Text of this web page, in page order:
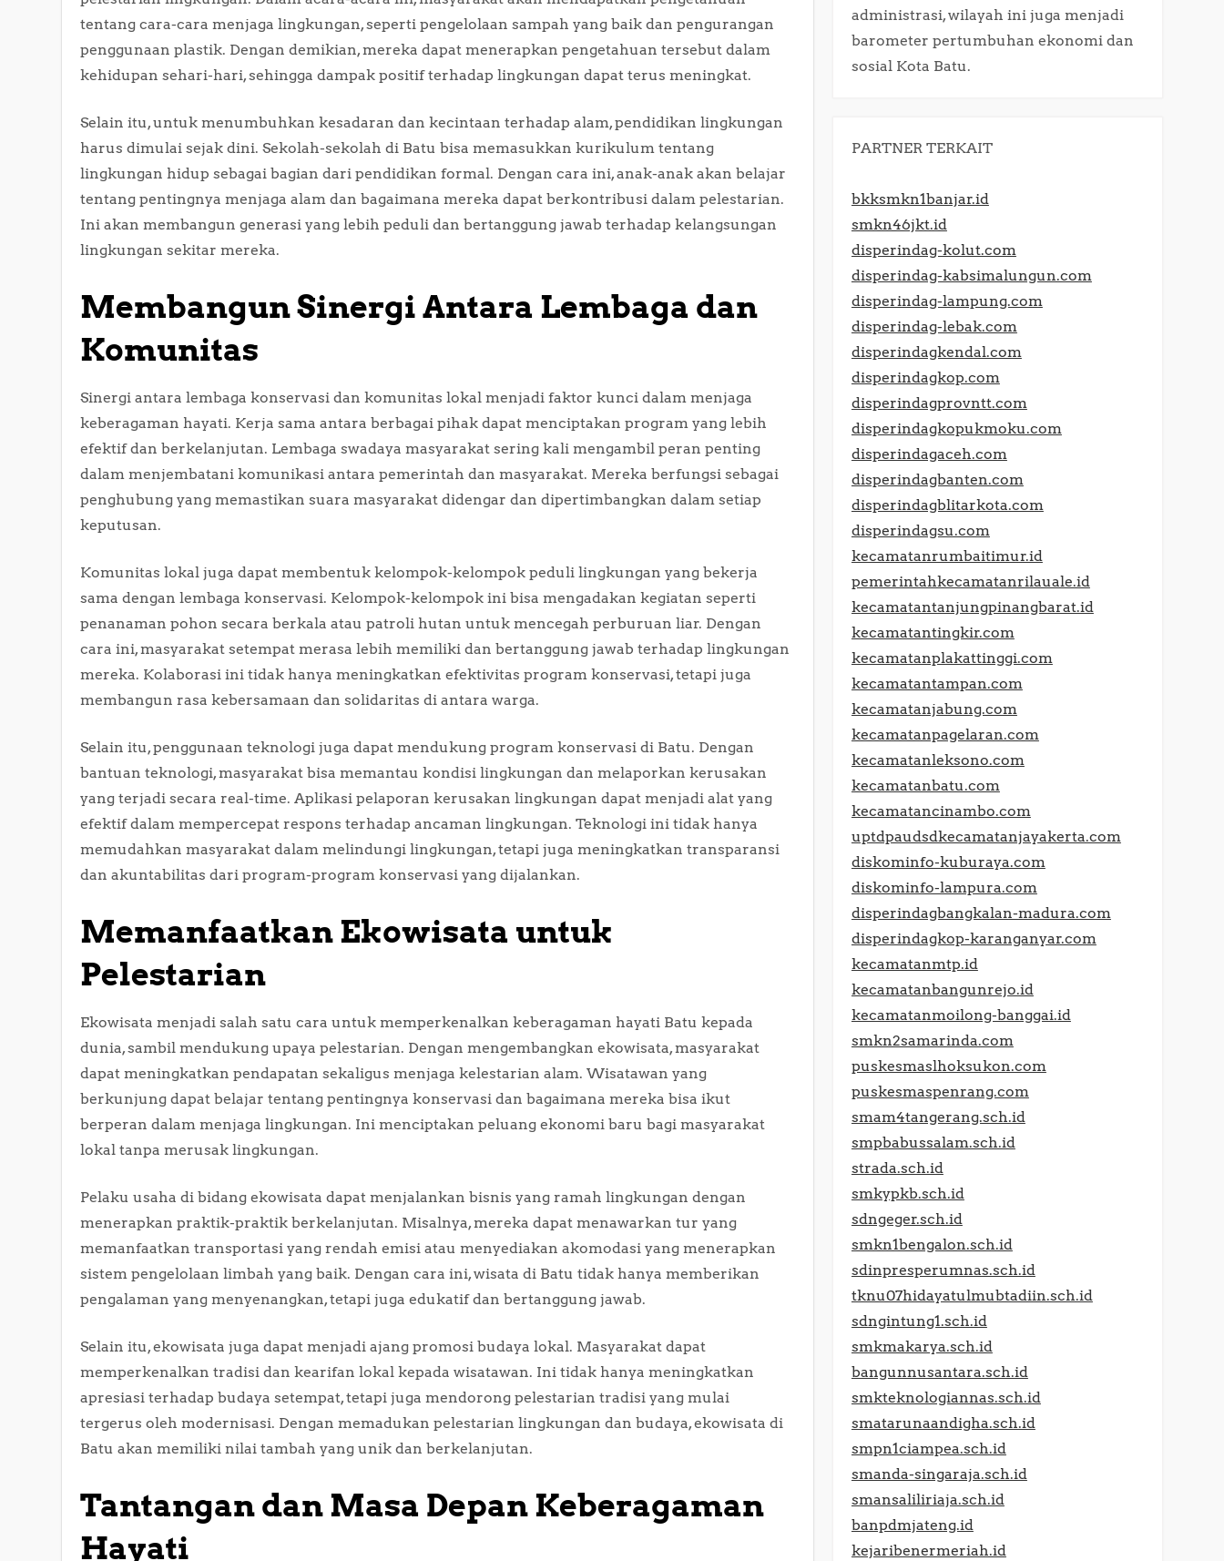
tentang cara-cara menjaga lingkungan, seperti pengelolaan sampah yang baik dan pengurangan
penggunaan plastik. Dengan demikian, mereka dapat menerapkan pengetahuan tersebut dalam
kehidupan sehari-hari, sehingga dampak positif terhadap lingkungan dapat terus meningkat.
Selain itu, untuk menumbuhkan kesadaran dan kecintaan terhadap alam, pendidikan lingkungan
harus dimulai sejak dini. Sekolah-sekolah di Batu bisa memasukkan kurikulum tentang
lingkungan hidup sebagai bagian dari pendidikan formal. Dengan cara ini, anak-anak akan belajar
tentang pentingnya menjaga alam dan bagaimana mereka dapat berkontribusi dalam pelestarian.
Ini akan membangun generasi yang lebih peduli dan bertanggung jawab terhadap kelangsungan
lingkungan sekitar mereka.
Membangun Sinergi Antara Lembaga dan
Komunitas
Sinergi antara lembaga konservasi dan komunitas lokal menjadi faktor kunci dalam menjaga
keberagaman hayati. Kerja sama antara berbagai pihak dapat menciptakan program yang lebih
efektif dan berkelanjutan. Lembaga swadaya masyarakat sering kali mengambil peran penting
dalam menjembatani komunikasi antara pemerintah dan masyarakat. Mereka berfungsi sebagai
penghubung yang memastikan suara masyarakat didengar dan dipertimbangkan dalam setiap
keputusan.
Komunitas lokal juga dapat membentuk kelompok-kelompok peduli lingkungan yang bekerja
sama dengan lembaga konservasi. Kelompok-kelompok ini bisa mengadakan kegiatan seperti
penanaman pohon secara berkala atau patroli hutan untuk mencegah perburuan liar. Dengan
cara ini, masyarakat setempat merasa lebih memiliki dan bertanggung jawab terhadap lingkungan
mereka. Kolaborasi ini tidak hanya meningkatkan efektivitas program konservasi, tetapi juga
membangun rasa kebersamaan dan solidaritas di antara warga.
Selain itu, penggunaan teknologi juga dapat mendukung program konservasi di Batu. Dengan
bantuan teknologi, masyarakat bisa memantau kondisi lingkungan dan melaporkan kerusakan
yang terjadi secara real-time. Aplikasi pelaporan kerusakan lingkungan dapat menjadi alat yang
efektif dalam mempercepat respons terhadap ancaman lingkungan. Teknologi ini tidak hanya
memudahkan masyarakat dalam melindungi lingkungan, tetapi juga meningkatkan transparansi
dan akuntabilitas dari program-program konservasi yang dijalankan.
Memanfaatkan Ekowisata untuk
Pelestarian
Ekowisata menjadi salah satu cara untuk memperkenalkan keberagaman hayati Batu kepada
dunia, sambil mendukung upaya pelestarian. Dengan mengembangkan ekowisata, masyarakat
dapat meningkatkan pendapatan sekaligus menjaga kelestarian alam. Wisatawan yang
berkunjung dapat belajar tentang pentingnya konservasi dan bagaimana mereka bisa ikut
berperan dalam menjaga lingkungan. Ini menciptakan peluang ekonomi baru bagi masyarakat
lokal tanpa merusak lingkungan.
Pelaku usaha di bidang ekowisata dapat menjalankan bisnis yang ramah lingkungan dengan
menerapkan praktik-praktik berkelanjutan. Misalnya, mereka dapat menawarkan tur yang
memanfaatkan transportasi yang rendah emisi atau menyediakan akomodasi yang menerapkan
sistem pengelolaan limbah yang baik. Dengan cara ini, wisata di Batu tidak hanya memberikan
pengalaman yang menyenangkan, tetapi juga edukatif dan bertanggung jawab.
Selain itu, ekowisata juga dapat menjadi ajang promosi budaya lokal. Masyarakat dapat
memperkenalkan tradisi dan kearifan lokal kepada wisatawan. Ini tidak hanya meningkatkan
apresiasi terhadap budaya setempat, tetapi juga mendorong pelestarian tradisi yang mulai
tergerus oleh modernisasi. Dengan memadukan pelestarian lingkungan dan budaya, ekowisata di
Batu akan memiliki nilai tambah yang unik dan berkelanjutan.
Tantangan dan Masa Depan Keberagaman
Hayati
administrasi, wilayah ini juga menjadi
barometer pertumbuhan ekonomi dan
sosial Kota Batu.​
PARTNER TERKAIT
bkksmkn1banjar.id
smkn46jkt.id
disperindag-kolut.com
disperindag-kabsimalungun.com
disperindag-lampung.com
disperindag-lebak.com
disperindagkendal.com
disperindagkop.com
disperindagprovntt.com
disperindagkopukmoku.com
disperindagaceh.com
disperindagbanten.com
disperindagblitarkota.com
disperindagsu.com
kecamatanrumbaitimur.id
pemerintahkecamatanrilauale.id
kecamatantanjungpinangbarat.id
kecamatantingkir.com
kecamatanplakattinggi.com
kecamatantampan.com
kecamatanjabung.com
kecamatanpagelaran.com
kecamatanleksono.com
kecamatanbatu.com
kecamatancinambo.com
uptdpaudsdkecamatanjayakerta.com
diskominfo-kuburaya.com
diskominfo-lampura.com
disperindagbangkalan-madura.com
disperindagkop-karanganyar.com
kecamatanmtp.id
kecamatanbangunrejo.id
kecamatanmoilong-banggai.id
smkn2samarinda.com
puskesmaslhoksukon.com
puskesmaspenrang.com
smam4tangerang.sch.id
smpbabussalam.sch.id
strada.sch.id
smkypkb.sch.id
sdngeger.sch.id
smkn1bengalon.sch.id
sdinpresperumnas.sch.id
tknu07hidayatulmubtadiin.sch.id
sdngintung1.sch.id
smkmakarya.sch.id
bangunnusantara.sch.id
smkteknologiannas.sch.id
smatarunaandigha.sch.id
smpn1ciampea.sch.id
smanda-singaraja.sch.id
smansaliliriaja.sch.id
banpdmjateng.id
kejaribenermeriah.id